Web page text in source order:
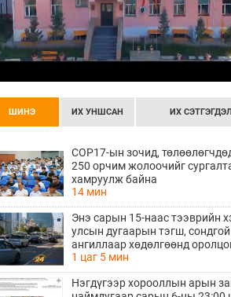
ШИНЭ ИХ УНШСАН ИХ
COP17-ын зочид,
250 орчим жолоочийг
хамруулж байна
14 мин
Энэ сарын 15-наас тээврийн
улсын дугаарын тэгш, сондгой
ангиллаар хөдөлгөөнд
1 цаг 5 мин
Нэгдүгээр хорооллын арын